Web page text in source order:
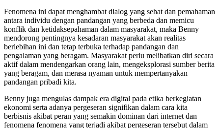
Fenomena ini dapat menghambat dialog yang sehat dan pemahaman
antara individu dengan pandangan yang berbeda dan memicu
konflik dan ketidaksepahaman dalam masyarakat, maka Benny
mendorong pentingnya kesadaran masyarakat akan realitas
berlebihan ini dan tetap terbuka terhadap pandangan dan
pengalaman yang beragam. Masyarakat perlu melibatkan diri secara
aktif dalam mendengarkan orang lain, mengeksplorasi sumber berita
yang beragam, dan merasa nyaman untuk mempertanyakan
pandangan pribadi kita.
Benny juga mengulas dampak era digital pada etika berkegiatan
ekonomi serta adanya pergeseran signifikan dalam cara kita
berbisnis akibat peran yang semakin dominan dari internet dan
fenomena fenomena yang terjadi akibat pergeseran tersebut dalam